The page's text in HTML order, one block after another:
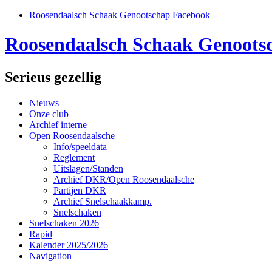
Roosendaalsch Schaak Genootschap Facebook
Roosendaalsch Schaak
Serieus gezellig
Nieuws
Onze club
Archief interne
Open Roosendaalsche
Info/speeldata
Reglement
Uitslagen/Standen
Archief DKR/Open Roosendaalsche
Partijen DKR
Archief Snelschaakkamp.
Snelschaken
Snelschaken 2026
Rapid
Kalender 2025/2026
Navigation